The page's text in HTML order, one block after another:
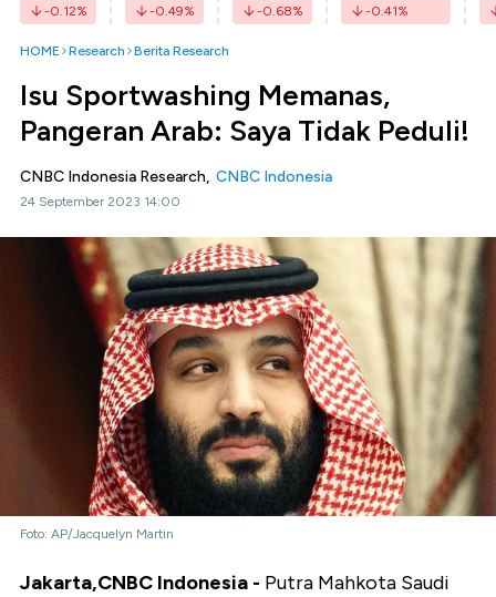
-0.12% -0.49% -0.68% -0.41%
HOME Research Berita Research
Isu Sportwashing Memanas,
Pangeran Arab: Saya Tidak Peduli!
CNBC Indonesia Research, CNBC Indonesia
24 September 2023 14:00
Foto: AP/Jacquelyn Martin
Jakarta,CNBC Indonesia - Putra Mahkota Saudi